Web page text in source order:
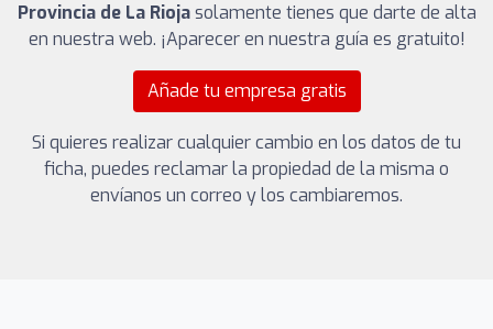
Provincia de La Riojasolamente tienes que darte de alta
en nuestra web. ¡Aparecer en nuestra guía es gratuito!
Añade tu empresa gratis
Si quieres realizar cualquier cambio en los datos de tu
ficha, puedes reclamar la propiedad de la misma o
envíanos un correo y los cambiaremos.